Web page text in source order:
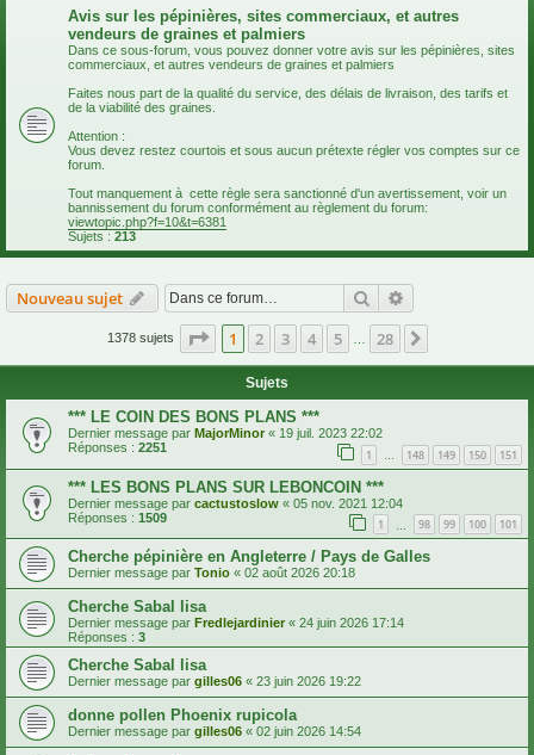
Avis sur les pépinières, sites commerciaux, et autres
vendeurs de graines et palmiers
Dans ce sous-forum, vous pouvez donner votre avis sur les pépinières, sites
commerciaux, et autres vendeurs de graines et palmiers
Faites nous part de la qualité du service, des délais de livraison, des tarifs et
de la viabilité des graines.
Attention :
Vous devez restez courtois et sous aucun prétexte régler vos comptes sur ce
forum.
Tout manquement à cette règle sera sanctionné d'un avertissement, voir un
bannissement du forum conformément au règlement du forum:
viewtopic.php?f=10&t=6381
Sujets : 213
Nouveau sujet Rechercher
1378 sujets Page 1sur28
1 2 3 4 5 28
Sujets
*** LE COIN DES BONS PLANS ***
Dernier message par MajorMinor« 19 juil. 2023 22:02
Réponses : 2251 1 … 148 149 150 151
*** LES BONS PLANS SUR LEBONCOIN ***
Dernier message par cactustoslow « 05 nov. 2021 12:04
Réponses : 1509 1 98 99 100 101
Cherche pépinière en Angleterre / Pays de Galles
Dernier message par Tonio « 02 août 2026 20:18
Cherche Sabal lisa
Dernier message par Fredlejardinier « 24 juin 2026 17:14
Réponses : 3
Cherche Sabal lisa
Dernier message par gilles06 « 23 juin 2026 19:22
donne pollen Phoenix rupicola
Dernier message par gilles06 « 02 juin 2026 14:54